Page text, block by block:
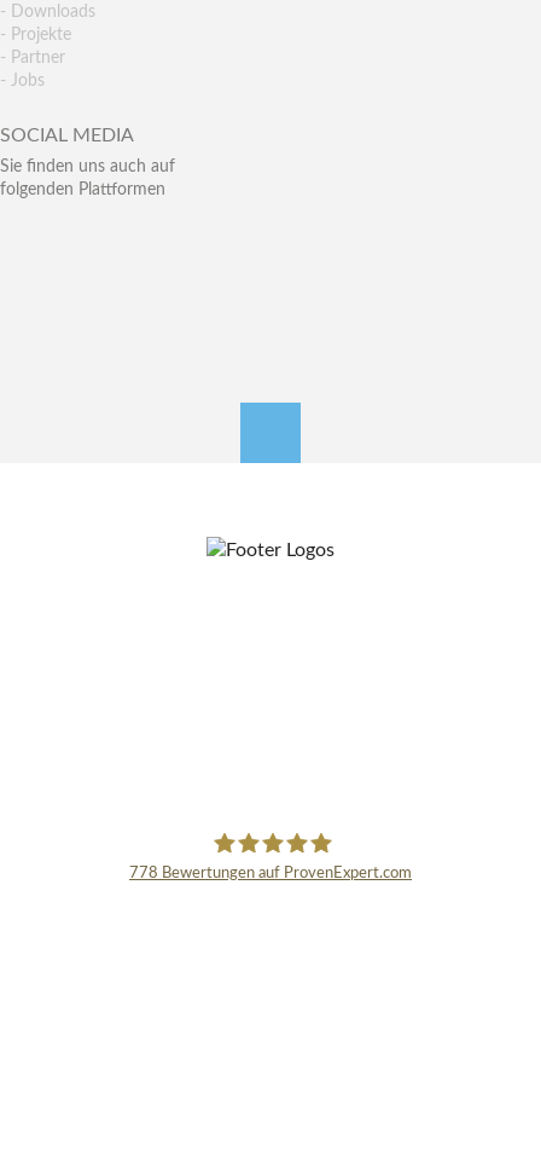
- Downloads
- Projekte
- Partner
- Jobs
SOCIAL MEDIA
Sie finden uns auch auf
folgenden Plattformen
778 Bewertungen auf ProvenExpert.com